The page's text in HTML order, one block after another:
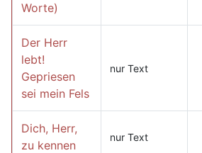
Worte)
Der Herr
lebt!
Gepriesen
sei mein Fels
nur Text
Dich, Herr,
zu kennen
nur Text